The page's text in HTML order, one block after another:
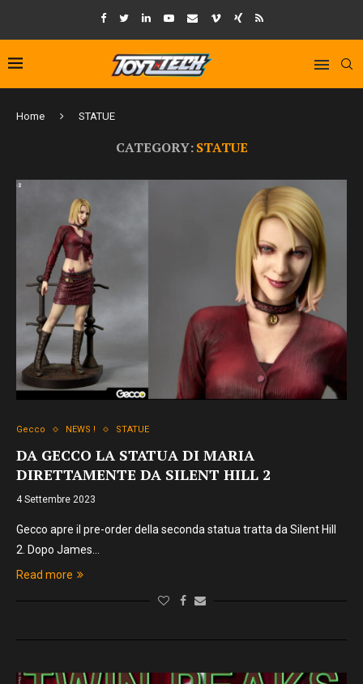
Home STATUE
CATEGORY: STATUE
Gecco NEWS ! STATUE
DA GECCO LA STATUA DI MARIA
DIRETTAMENTE DA SILENT HILL 2
4 Settembre 2023
Gecco apre il pre-order della seconda statua tratta da Silent Hill
2. Dopo James…
Read more